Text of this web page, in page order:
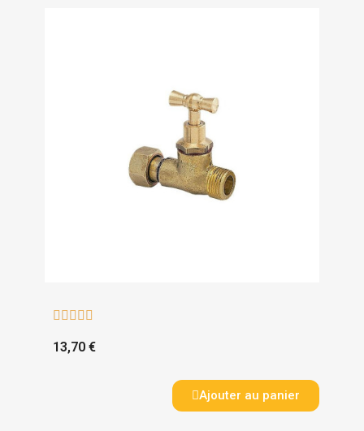
    
13,70 €
Ajouter au panier